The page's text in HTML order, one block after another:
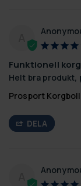
Funktionell
Helt bra produkt,
Prosport
DELA